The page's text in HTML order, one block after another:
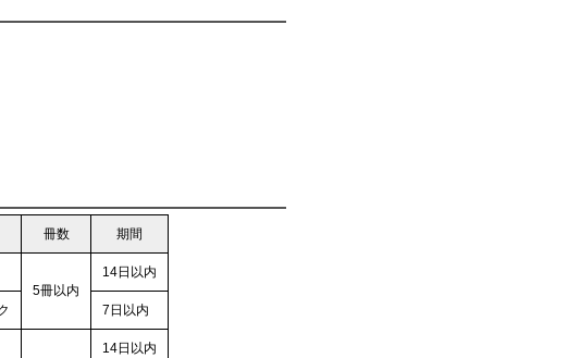
冊数 期間
5冊以内
14日以内
7日以内
14日以内